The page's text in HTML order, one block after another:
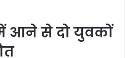
आने से दो युवकों